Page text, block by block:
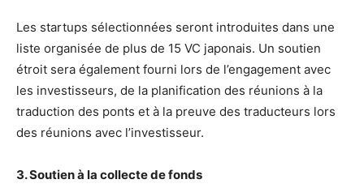
Les startups sélectionnées seront introduites dans une
liste organisée de plus de 15 VC japonais. Un soutien
étroit sera également fourni lors de l’engagement avec
les investisseurs, de la planification des réunions à la
traduction des ponts et à la preuve des traducteurs lors
des réunions avec l’investisseur.
3. Soutien à la collecte de fonds